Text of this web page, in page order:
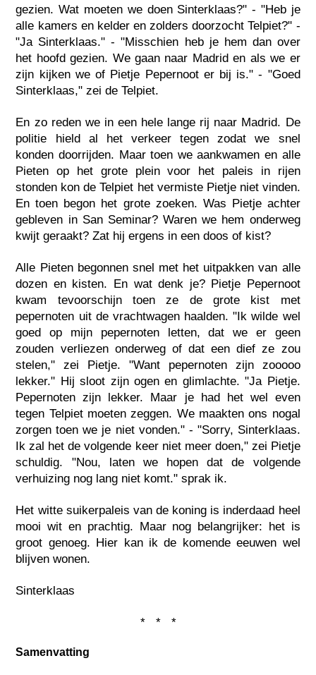
gezien. Wat moeten we doen Sinterklaas?" - "Heb je
alle kamers en kelder en zolders doorzocht Telpiet?" -
"Ja Sinterklaas." - "Misschien heb je hem dan over
het hoofd gezien. We gaan naar Madrid en als we er
zijn kijken we of Pietje Pepernoot er bij is." - "Goed
Sinterklaas," zei de Telpiet.
En zo reden we in een hele lange rij naar Madrid. De
politie hield al het verkeer tegen zodat we snel
konden doorrijden. Maar toen we aankwamen en alle
Pieten op het grote plein voor het paleis in rijen
stonden kon de Telpiet het vermiste Pietje niet vinden.
En toen begon het grote zoeken. Was Pietje achter
gebleven in San Seminar? Waren we hem onderweg
kwijt geraakt? Zat hij ergens in een doos of kist?
Alle Pieten begonnen snel met het uitpakken van alle
dozen en kisten. En wat denk je? Pietje Pepernoot
kwam tevoorschijn toen ze de grote kist met
pepernoten uit de vrachtwagen haalden. "Ik wilde wel
goed op mijn pepernoten letten, dat we er geen
zouden verliezen onderweg of dat een dief ze zou
stelen," zei Pietje. "Want pepernoten zijn zooooo
lekker." Hij sloot zijn ogen en glimlachte. "Ja Pietje.
Pepernoten zijn lekker. Maar je had het wel even
tegen Telpiet moeten zeggen. We maakten ons nogal
zorgen toen we je niet vonden." - "Sorry, Sinterklaas.
Ik zal het de volgende keer niet meer doen," zei Pietje
schuldig. "Nou, laten we hopen dat de volgende
verhuizing nog lang niet komt." sprak ik.
Het witte suikerpaleis van de koning is inderdaad heel
mooi wit en prachtig. Maar nog belangrijker: het is
groot genoeg. Hier kan ik de komende eeuwen wel
blijven wonen.
Sinterklaas
* * *
Samenvatting